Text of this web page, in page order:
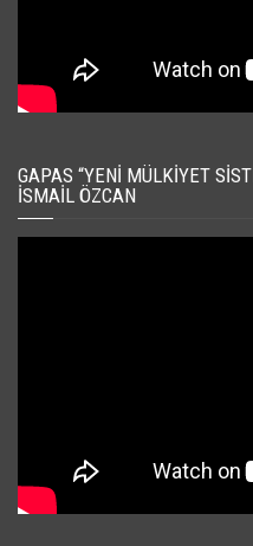
GAPAS “YENI MÜLKIYET
İSMAIL ÖZCAN